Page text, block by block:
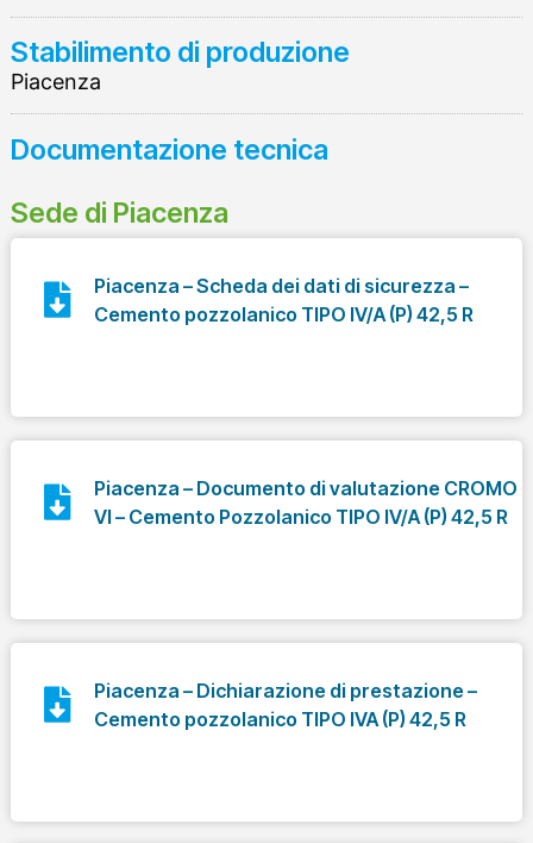
Stabilimento di produzione
Piacenza
Documentazione tecnica
Sede di Piacenza
Piacenza – Scheda dei dati di sicurezza –
Cemento pozzolanico TIPO IV/A (P) 42,5 R
Piacenza – Documento di valutazione CROMO
VI – Cemento Pozzolanico TIPO IV/A (P) 42,5 R
Piacenza – Dichiarazione di prestazione –
Cemento pozzolanico TIPO IVA (P) 42,5 R